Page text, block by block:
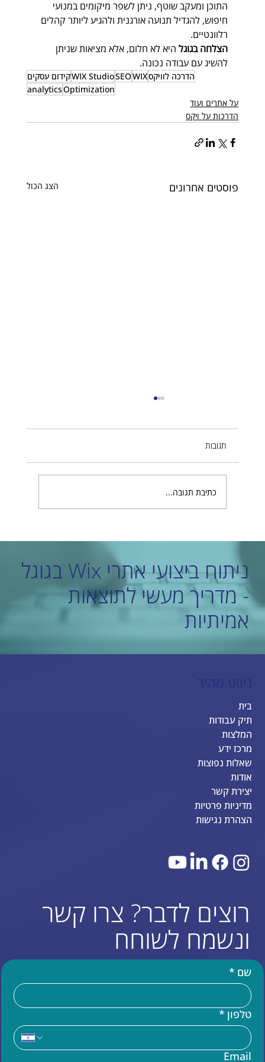
ניתוח ביצועי אתרי Wix בגוגל
- מדריך מעשי לתוצאות
אמיתיות
התוכן ומעקב שוטף, ניתן לשפר מיקומים במנועי
חיפוש, להגדיל תנועה אורגנית ולהגיע ליותר קהלים
רלוונטיים.
הצלחה בגוגל היא לא חלום, אלא מציאות שניתן
להשיג עם עבודה נכונה.
הדרכה לוויקסWIX
SEO
WIX Studioקידום עסקים
Optimization
analytics
על אתרים ועוד
הדרכות על ויקס
פוסטים אחרונים הצג הכול
תגובות
כתיבת תגובה...
בית
תיק עבודות
המלצות
מרכז ידע
שאלות נפוצות
אודות
יצירת קשר
מדיניות פרטיות
הצהרת נגישות
עוד באתר
שם *
טלפון *
Email
רוצים לדבר? צרו קשר
ונשמח לשוחח